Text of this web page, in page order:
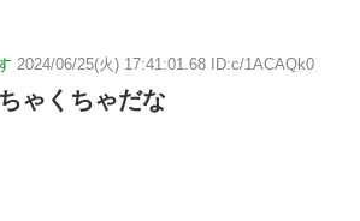
2024/06/25(火) 17:41:01.68 ID:c/1ACAQk0
ゃくちゃだな